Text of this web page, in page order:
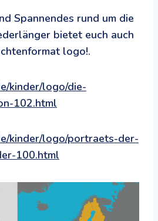
Spannendes rund um die
bietet euch auch
logo!.
kinder/logo/die-
102.html
kinder/logo/portraets-der-
100.html